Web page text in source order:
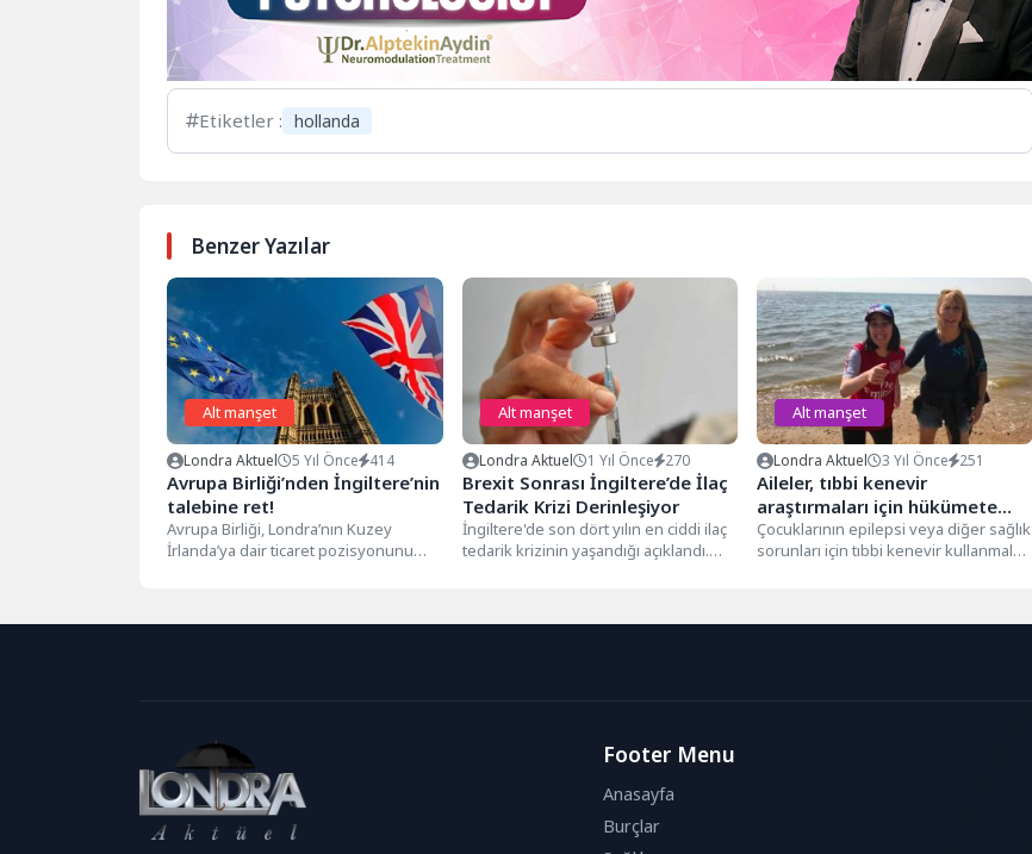
Etiketler : hollanda
Benzer Yazılar
Alt manşet
Londra Aktuel 5 Yıl Önce 414
Avrupa Birliği’nden İngiltere’nin
talebine ret!
Avrupa Birliği, Londra’nın Kuzey
İrlanda’ya dair ticaret pozisyonunu
Alt manşet
Londra Aktuel 1 Yıl Önce 270
Brexit Sonrası İngiltere’de İlaç
Tedarik Krizi Derinleşiyor
İngiltere'de son dört yılın en ciddi ilaç
tedarik krizinin yaşandığı açıklandı.
Alt manşet
Londra Aktuel 3 Yıl Önce 251
Aileler, tıbbi kenevir
araştırmaları için hükümete
çağrıda bulunuyor
Çocuklarının epilepsi veya diğer sağlık
sorunları için tıbbi kenevir kullanmaları
Footer Menu
Anasayfa
Burçlar